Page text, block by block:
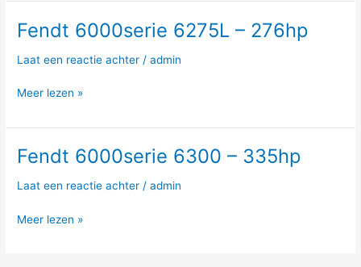
Fendt 6000serie 6275L – 276hp
Laat een reactie achter /admin
Fendt
6275L
276hp
Meer lezen »
Fendt 6000serie 6300 – 335hp
Laat een reactie achter /admin
Fendt
6300
335hp
Meer lezen »